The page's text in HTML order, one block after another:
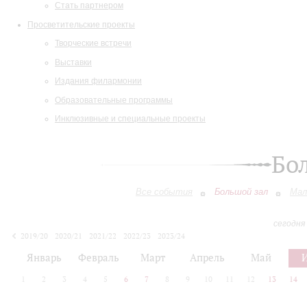
Стать партнером
Просветительские проекты
Творческие встречи
Выставки
Издания филармонии
Образовательные программы
Инклюзивные и специальные проекты
Все события Большой зал
2019/20
2020/21 2021/22 2022/23
2023/24
Январь Февраль Март Апрель Май
2 3 4 5 6 7 8 9 10 12 13 14